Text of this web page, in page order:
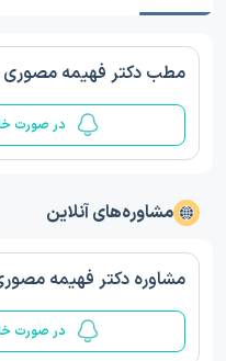
مطب دکتر فهیمه مصوری
در صورت
مشاوره‌های آنلاین
مشاوره دکتر فهیمه
در صورت